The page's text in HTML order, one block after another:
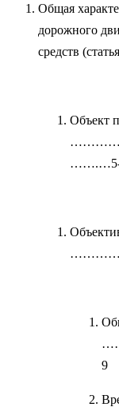
Общая
дорожного
средств
Объект
9